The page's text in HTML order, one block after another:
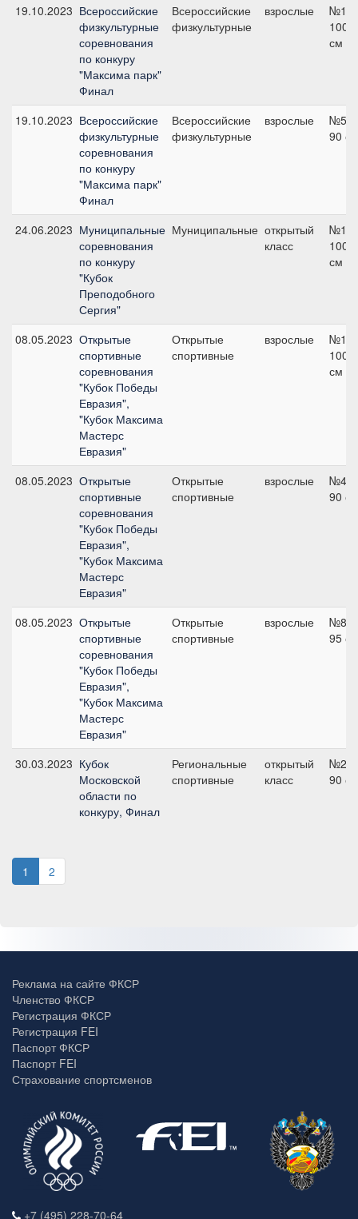
19.10.2023 Всероссийские
физкультурные
соревнования
по конкуру
"Максима парк"
Финал
Всероссийские
физкультурные
взрослые
№12,
100
см
19.10.2023 Всероссийские
физкультурные
соревнования
по конкуру
"Максима парк"
Финал
Всероссийские
физкультурные
взрослые
№5,
90 см
24.06.2023 Муниципальные
соревнования
по конкуру
"Кубок
Преподобного
Сергия"
Муниципальные открытый
класс
№1,
100
см
08.05.2023 Открытые
спортивные
соревнования
"Кубок Победы
Евразия",
"Кубок Максима
Мастерс
Евразия"
Открытые
спортивные
взрослые
№11,
100
см
08.05.2023 Открытые
спортивные
соревнования
"Кубок Победы
Евразия",
"Кубок Максима
Мастерс
Евразия"
Открытые
спортивные
взрослые
№4,
90 см
08.05.2023 Открытые
спортивные
соревнования
"Кубок Победы
Евразия",
"Кубок Максима
Мастерс
Евразия"
Открытые
спортивные
взрослые
№8,
95 см
30.03.2023 Кубок
Московской
области по
конкуру, Финал
Региональные
спортивные
открытый
класс
№2,
90 см
1 2
Реклама на сайте ФКСР
Членство ФКСР
Регистрация ФКСР
Регистрация FEI
Паспорт ФКСР
Паспорт FEI
Страхование спортсменов
+7 (495) 228-70-64